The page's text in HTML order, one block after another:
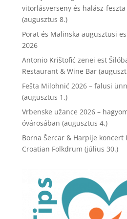
vitorlásverseny és halász-
(augusztus 8.)
Porat és Malinska augusztusi
2026
Antonio Krištofić zenei est
Restaurant & Wine Bar
Fešta Milohnić 2026 – falusi
(augusztus 1.)
Vrbenske užance 2026 –
óvárosában (augusztus 4.)
Borna Šercar & Harpije koncert
Croatian Folkdrum (július 30.)